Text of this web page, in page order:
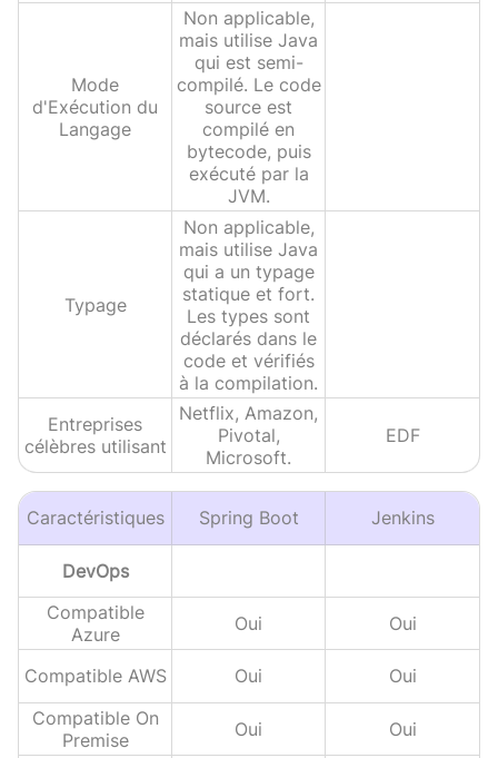
Mode
d'Exécution du
Langage
Non applicable,
mais utilise Java
qui est semi-
compilé. Le code
source est
compilé en
bytecode, puis
exécuté par la
JVM.
Typage
Non applicable,
mais utilise Java
qui a un typage
statique et fort.
Les types sont
déclarés dans le
code et vérifiés
à la compilation.
Entreprises
célèbres utilisant
Netflix, Amazon,
Pivotal,
Microsoft.
EDF
Caractéristiques Spring Boot Jenkins
DevOps
Compatible
Azure
Oui Oui
Compatible AWS Oui
Oui
Compatible On
Premise
Oui
Oui